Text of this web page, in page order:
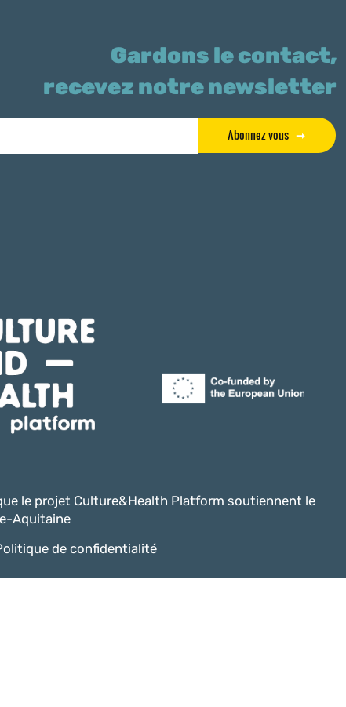
Gardons le contact,
recevez notre newsletter
Abonnez-vous
le projet Culture&Health Platform soutiennent le
Aquitaine
de confidentialité